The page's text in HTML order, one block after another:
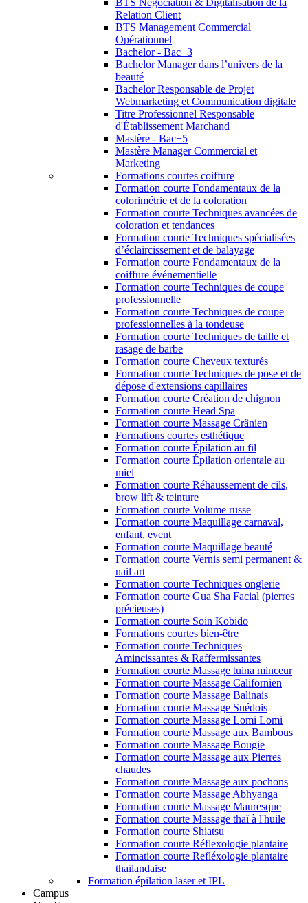
BTS Négociation & Digitalisation de la
Relation Client
BTS Management Commercial
Opérationnel
Bachelor - Bac+3
Bachelor Manager dans l’univers de la
beauté
Bachelor Responsable de Projet
Webmarketing et Communication digitale
Titre Professionnel Responsable
d'Établissement Marchand
Mastère - Bac+5
Mastère Manager Commercial et
Marketing
Formations courtes coiffure
Formation courte Fondamentaux de la
colorimétrie et de la coloration
Formation courte Techniques avancées de
coloration et tendances
Formation courte Techniques spécialisées
d’éclaircissement et de balayage
Formation courte Fondamentaux de la
coiffure événementielle
Formation courte Techniques de coupe
professionnelle
Formation courte Techniques de coupe
professionnelles à la tondeuse
Formation courte Techniques de taille et
rasage de barbe
Formation courte Cheveux texturés
Formation courte Techniques de pose et de
dépose d'extensions capillaires
Formation courte Création de chignon
Formation courte Head Spa
Formation courte Massage Crânien
Formations courtes esthétique
Formation courte Épilation au fil
Formation courte Épilation orientale au
miel
Formation courte Réhaussement de cils,
brow lift & teinture
Formation courte Volume russe
Formation courte Maquillage carnaval,
enfant, event
Formation courte Maquillage beauté
Formation courte Vernis semi permanent &
nail art
Formation courte Techniques onglerie
Formation courte Gua Sha Facial (pierres
précieuses)
Formation courte Soin Kobido
Formations courtes bien-être
Formation courte Techniques
Amincissantes & Raffermissantes
Formation courte Massage tuina minceur
Formation courte Massage Californien
Formation courte Massage Balinais
Formation courte Massage Suédois
Formation courte Massage Lomi Lomi
Formation courte Massage aux Bambous
Formation courte Massage Bougie
Formation courte Massage aux Pierres
chaudes
Formation courte Massage aux pochons
Formation courte Massage Abhyanga
Formation courte Massage Mauresque
Formation courte Massage thaï à l'huile
Formation courte Shiatsu
Formation courte Réflexologie plantaire
Formation courte Refléxologie plantaire
thaïlandaise
Formation épilation laser et IPL
Campus